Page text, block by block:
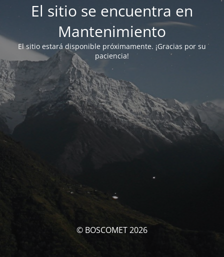
El sitio se encuentra en
Mantenimiento
El sitio estará disponible próximamente. ¡Gracias por su
paciencia!
© BOSCOMET 2026